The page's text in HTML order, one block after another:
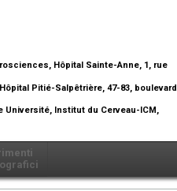
Hôpital Sainte-Anne, 1, rue
Pitié-Salpêtrière, 47-83, boulevard
Université, Institut du Cerveau-ICM,